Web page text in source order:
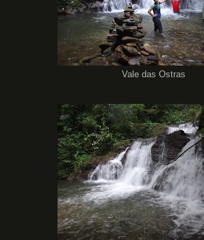
Vale das Ostras